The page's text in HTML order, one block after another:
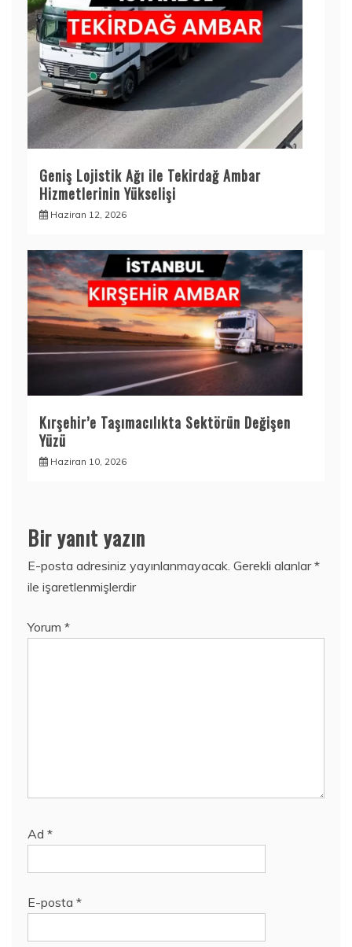
Geniş Lojistik Ağı ile Tekirdağ Ambar
Hizmetlerinin Yükselişi
Haziran 12, 2026
Kırşehir’e Taşımacılıkta Sektörün Değişen
Yüzü
Haziran 10, 2026
Bir yanıt yazın
E-posta adresiniz yayınlanmayacak. Gerekli alanlar*
ile işaretlenmişlerdir
Yorum *
Ad *
E-posta *